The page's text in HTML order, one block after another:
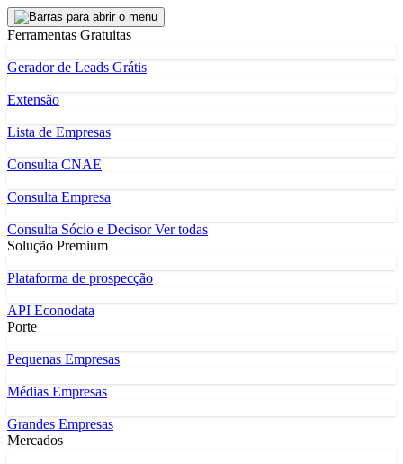
Ferramentas Gratuitas
Gerador de Leads Grátis
Extensão
Lista de Empresas
Consulta CNAE
Consulta Empresa
Consulta Sócio e DecisorVer todas
Solução Premium
Plataforma de prospecção
API Econodata
Porte
Pequenas Empresas
Médias Empresas
Grandes Empresas
Mercados